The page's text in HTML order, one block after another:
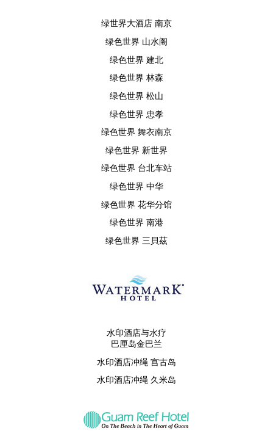
绿世界大酒店 南京
绿色世界 山水阁
绿色世界 建北
绿色世界 林森
绿色世界 松山
绿色世界 忠孝
绿色世界 舞衣南京
绿色世界 新世界
绿色世界 台北车站
绿色世界 中华
绿色世界 花华分馆
绿色世界 南港
绿色世界 三貝茲
水印酒店与水疗
巴厘岛金巴兰
水印酒店冲绳 宫古岛
水印酒店冲绳 久米岛